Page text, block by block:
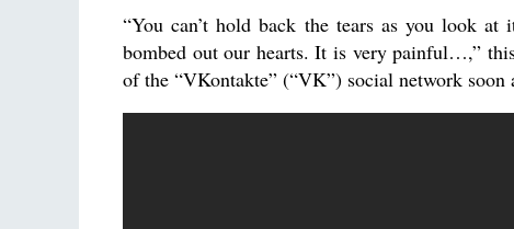
“You can’t hold back the tears as you look
bombed out our hearts. It is very painful…,”
of the “VKontakte” (“VK”) social network soon